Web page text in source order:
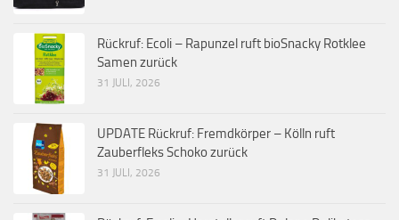
Rückruf: Ecoli – Rapunzel ruft bioSnacky Rotklee
Samen zurück
31 JULI, 2026
UPDATE Rückruf: Fremdkörper – Kölln ruft
Zauberfleks Schoko zurück
31 JULI, 2026